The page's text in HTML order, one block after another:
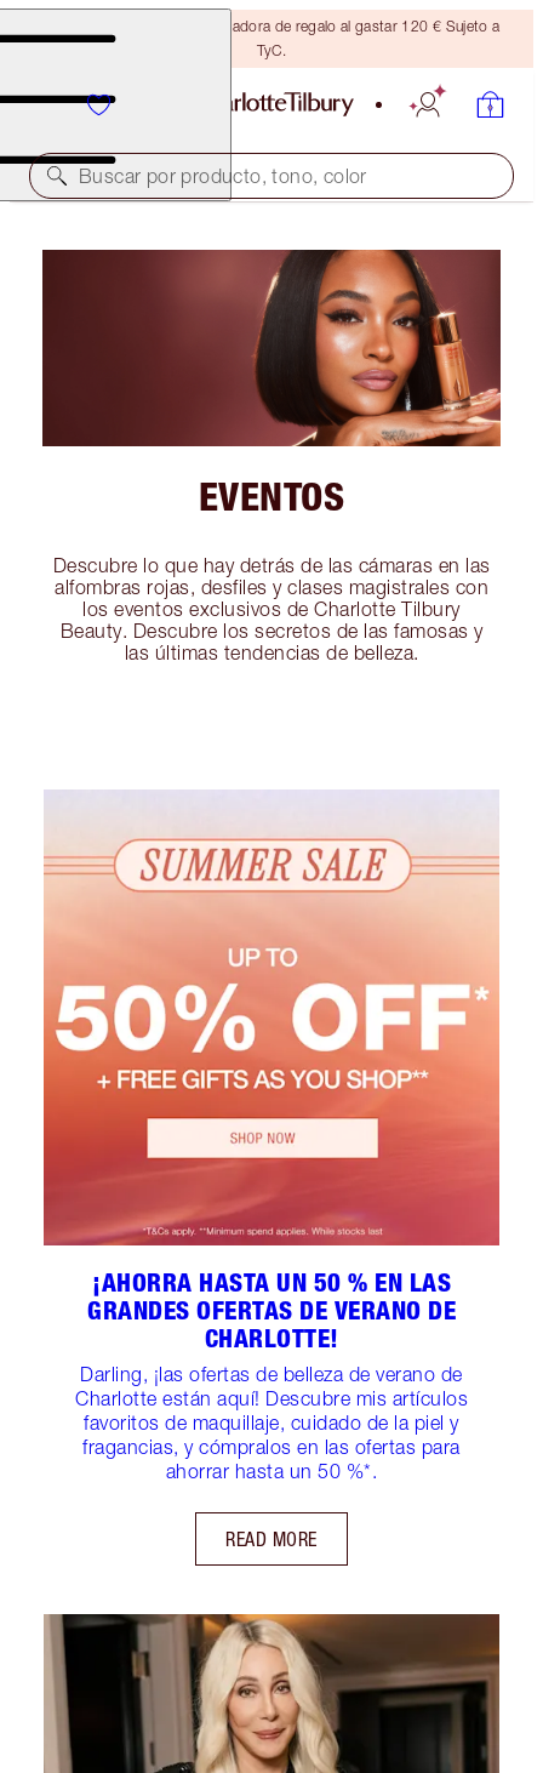
Consigue una brocha bronceadora de regalo al gastar 120 € Sujeto a
TyC.
Buscar por producto, tono, color
EVENTOS
Descubre lo que hay detrás de las cámaras en las
alfombras rojas, desfiles y clases magistrales con
los eventos exclusivos de Charlotte Tilbury
Beauty. Descubre los secretos de las famosas y
las últimas tendencias de belleza.
¡AHORRA HASTA UN 50 % EN LAS
GRANDES OFERTAS DE VERANO DE
CHARLOTTE!
Darling, ¡las ofertas de belleza de verano de
Charlotte están aquí! Descubre mis artículos
favoritos de maquillaje, cuidado de la piel y
fragancias, y cómpralos en las ofertas para
ahorrar hasta un 50 %*.
READ MORE